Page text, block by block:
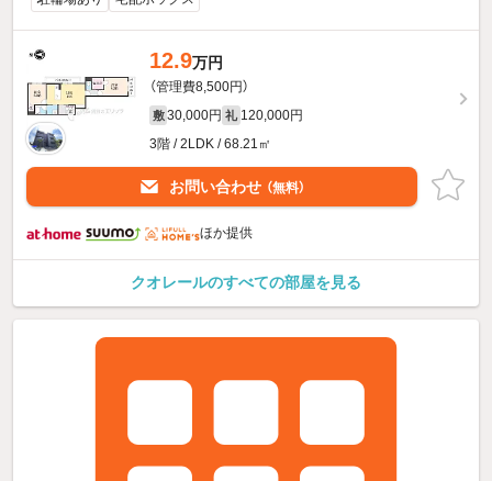
12.9万円
（管理費8,500円）
敷 30,000円 礼 120,000円
3階 / 2LDK / 68.21㎡
お問い合わせ （無料）
ほか提供
クオレールのすべての部屋を見る